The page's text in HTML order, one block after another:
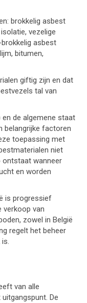
brokkelig asbest
vezelige
asbest
bitumen,
giftig zijn en dat
tal van
de algemene staat
belangrijke factoren
toepassing met
niet
ontstaat wanneer
en worden
is progressief
verkoop van
zowel in België
regelt het beheer
van alle
De